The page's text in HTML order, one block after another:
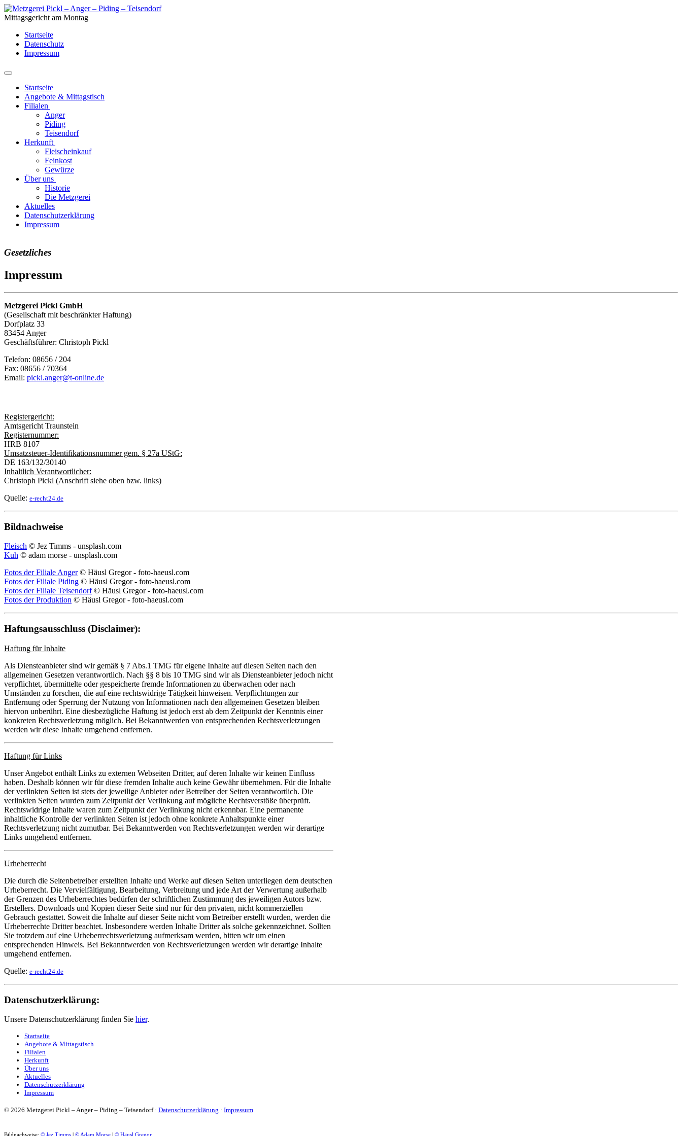
Mittagsgericht am Montag
Startseite
Datenschutz
Impressum
Startseite
Angebote & Mittagstisch
Filialen
Anger
Piding
Teisendorf
Herkunft
Fleischeinkauf
Feinkost
Gewürze
Über uns
Historie
Die Metzgerei
Aktuelles
Datenschutzerklärung
Impressum
Gesetzliches
Impressum
Metzgerei Pickl GmbH
(Gesellschaft mit beschränkter Haftung)
Dorfplatz 33
83454 Anger
Geschäftsführer: Christoph Pickl
Telefon: 08656 / 204
Fax: 08656 / 70364
Email: pickl.anger@t-online.de
Registergericht:
Amtsgericht Traunstein
Registernummer:
HRB 8107
Umsatzsteuer-Identifikationsnummer gem. § 27a UStG:
DE 163/132/30140
Inhaltlich Verantwortlicher:
Christoph Pickl (Anschrift siehe oben bzw. links)
Quelle: e-recht24.de
Bildnachweise
Fleisch © Jez Timms - unsplash.com
Kuh © adam morse - unsplash.com
Fotos der Filiale Anger© Häusl Gregor - foto-haeusl.com
Fotos der Filiale Piding © Häusl Gregor - foto-haeusl.com
Fotos der Filiale Teisendorf© Häusl Gregor - foto-haeusl.com
Fotos der Produktion © Häusl Gregor - foto-haeusl.com
Haftungsausschluss (Disclaimer):
Haftung für Inhalte
Als Diensteanbieter sind wir gemäß § 7 Abs.1 TMG für eigene Inhalte auf diesen Seiten nach den
allgemeinen Gesetzen verantwortlich. Nach §§ 8 bis 10 TMG sind wir als Diensteanbieter jedoch nicht
verpflichtet, übermittelte oder gespeicherte fremde Informationen zu überwachen oder nach
Umständen zu forschen, die auf eine rechtswidrige Tätigkeit hinweisen. Verpflichtungen zur
Entfernung oder Sperrung der Nutzung von Informationen nach den allgemeinen Gesetzen bleiben
hiervon unberührt. Eine diesbezügliche Haftung ist jedoch erst ab dem Zeitpunkt der Kenntnis einer
konkreten Rechtsverletzung möglich. Bei Bekanntwerden von entsprechenden Rechtsverletzungen
werden wir diese Inhalte umgehend entfernen.
Haftung für Links
Unser Angebot enthält Links zu externen Webseiten Dritter, auf deren Inhalte wir keinen Einfluss
haben. Deshalb können wir für diese fremden Inhalte auch keine Gewähr übernehmen. Für die Inhalte
der verlinkten Seiten ist stets der jeweilige Anbieter oder Betreiber der Seiten verantwortlich. Die
verlinkten Seiten wurden zum Zeitpunkt der Verlinkung auf mögliche Rechtsverstöße überprüft.
Rechtswidrige Inhalte waren zum Zeitpunkt der Verlinkung nicht erkennbar. Eine permanente
inhaltliche Kontrolle der verlinkten Seiten ist jedoch ohne konkrete Anhaltspunkte einer
Rechtsverletzung nicht zumutbar. Bei Bekanntwerden von Rechtsverletzungen werden wir derartige
Links umgehend entfernen.
Urheberrecht
Die durch die Seitenbetreiber erstellten Inhalte und Werke auf diesen Seiten unterliegen dem deutschen
Urheberrecht. Die Vervielfältigung, Bearbeitung, Verbreitung und jede Art der Verwertung außerhalb
der Grenzen des Urheberrechtes bedürfen der schriftlichen Zustimmung des jeweiligen Autors bzw.
Erstellers. Downloads und Kopien dieser Seite sind nur für den privaten, nicht kommerziellen
Gebrauch gestattet. Soweit die Inhalte auf dieser Seite nicht vom Betreiber erstellt wurden, werden die
Urheberrechte Dritter beachtet. Insbesondere werden Inhalte Dritter als solche gekennzeichnet. Sollten
Sie trotzdem auf eine Urheberrechtsverletzung aufmerksam werden, bitten wir um einen
entsprechenden Hinweis. Bei Bekanntwerden von Rechtsverletzungen werden wir derartige Inhalte
umgehend entfernen.
Quelle: e-recht24.de
Datenschutzerklärung:
Unsere Datenschutzerklärung finden Sie hier.
Startseite
Angebote & Mittagstisch
Filialen
Herkunft
Über uns
Aktuelles
Datenschutzerklärung
Impressum
© 2026 Metzgerei Pickl – Anger – Piding – Teisendorf · Datenschutzerklärung · Impressum
Bildnachweise: © Jez Timms © Adam Morse © Häusl Gregor